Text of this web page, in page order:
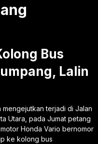
Bus
Lalin
mengejutkan terjadi di Jalan
Utara, pada Jumat petang
Honda Vario bernomor
ke kolong bus